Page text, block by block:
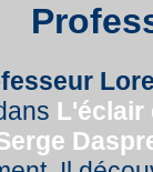
L'éclair